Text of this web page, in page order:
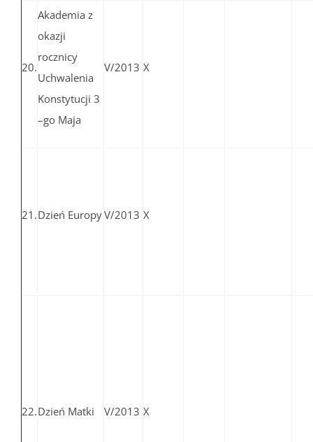
20.
Akademia z
okazji
rocznicy
Uchwalenia
Konstytucji 3
–go Maja
V/2013 X
21.Dzień EuropyV/2013 X
22.Dzień Matki V/2013 X